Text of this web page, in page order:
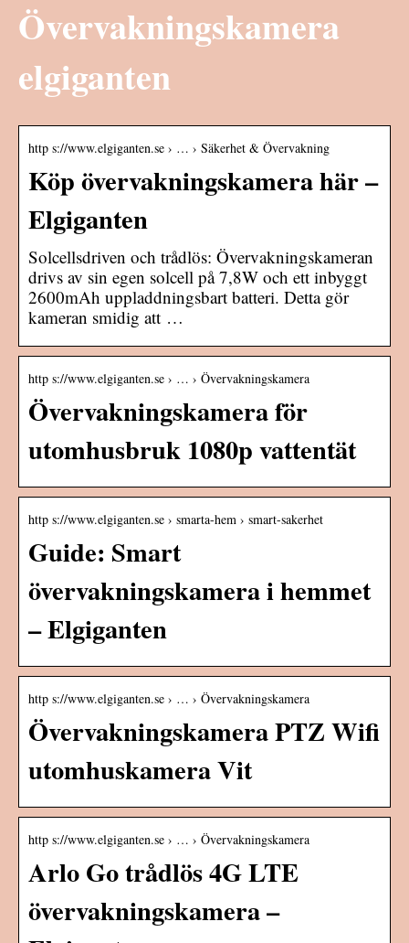
Övervakningskamera
elgiganten
http s://www.elgiganten.se › … › Säkerhet & Övervakning
Köp övervakningskamera här –
Elgiganten
Solcellsdriven och trådlös: Övervakningskameran
drivs av sin egen solcell på 7,8W och ett inbyggt
2600mAh uppladdningsbart batteri. Detta gör
kameran smidig att …
http s://www.elgiganten.se › … › Övervakningskamera
Övervakningskamera för
utomhusbruk 1080p vattentät
http s://www.elgiganten.se › smarta-hem › smart-sakerhet
Guide: Smart
övervakningskamera i hemmet
– Elgiganten
http s://www.elgiganten.se › … › Övervakningskamera
Övervakningskamera PTZ Wifi
utomhuskamera Vit
http s://www.elgiganten.se › … › Övervakningskamera
Arlo Go trådlös 4G LTE
övervakningskamera –